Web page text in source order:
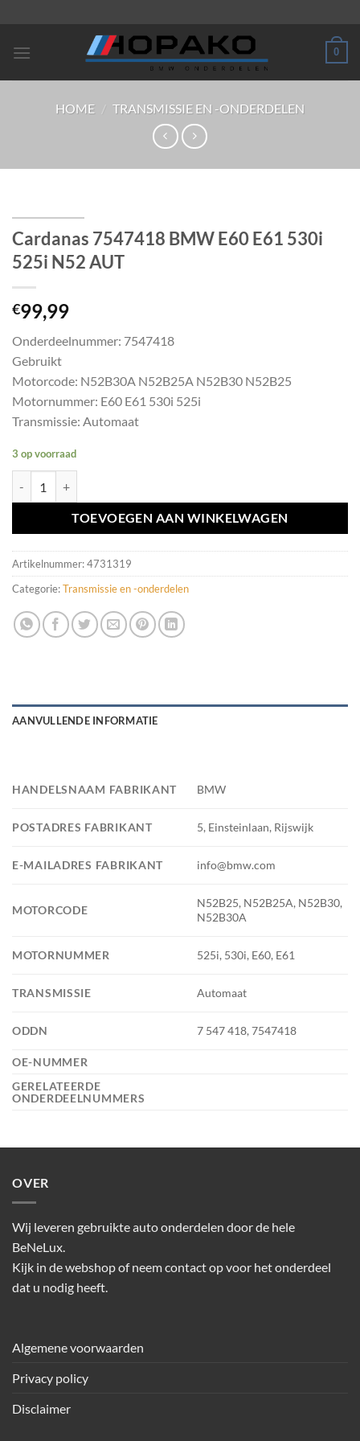
inhoud
0
HOME / TRANSMISSIE EN -ONDERDELEN
Cardanas 7547418 BMW E60 E61 530i
525i N52 AUT
€99,99
Onderdeelnummer: 7547418
Gebruikt
Motorcode: N52B30A N52B25A N52B30 N52B25
Motornummer: E60 E61 530i 525i
Transmissie: Automaat
3 op voorraad
TOEVOEGEN AAN WINKELWAGEN
Artikelnummer:4731319
Categorie:Transmissie en -onderdelen
AANVULLENDE INFORMATIE
HANDELSNAAM FABRIKANT BMW
POSTADRES FABRIKANT 5, Einsteinlaan, Rijswijk
E-MAILADRES FABRIKANT info@bmw.com
MOTORCODE
N52B25, N52B25A, N52B30,
N52B30A
MOTORNUMMER 525i, 530i, E60, E61
TRANSMISSIE Automaat
ODDN 7 547 418, 7547418
OE-NUMMER
GERELATEERDE
ONDERDEELNUMMERS
OVER
Wij leveren gebruikte auto onderdelen door de hele
BeNeLux.
Kijk in de webshop of neem contact op voor het onderdeel
dat u nodig heeft.
Algemene voorwaarden
Privacy policy
Disclaimer